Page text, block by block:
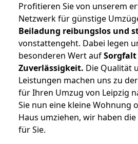
Profitieren Sie von unserem
Netzwerk für günstige
Beiladung reibungslos und
vonstattengeht. Dabei legen
besonderen Wert auf
Zuverlässigkeit. Die Qualität
Leistungen machen uns zu
für Ihren Umzug von Leipzig
Sie nun eine kleine Wohnung
Haus umziehen, wir haben
für Sie.